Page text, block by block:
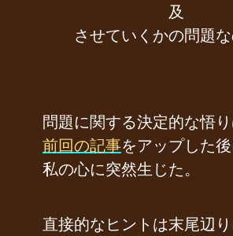
及
させていくかの問題な
問題に関する決定的な悟
前回の記事をアップした
私の心に突然生じた。
直接的なヒントは末尾辺